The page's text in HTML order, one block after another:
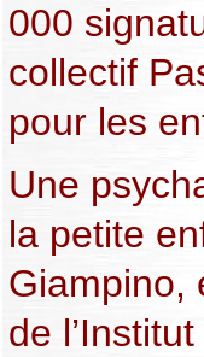
000
collectif
pour les
Une
la petite
Giampino,
de